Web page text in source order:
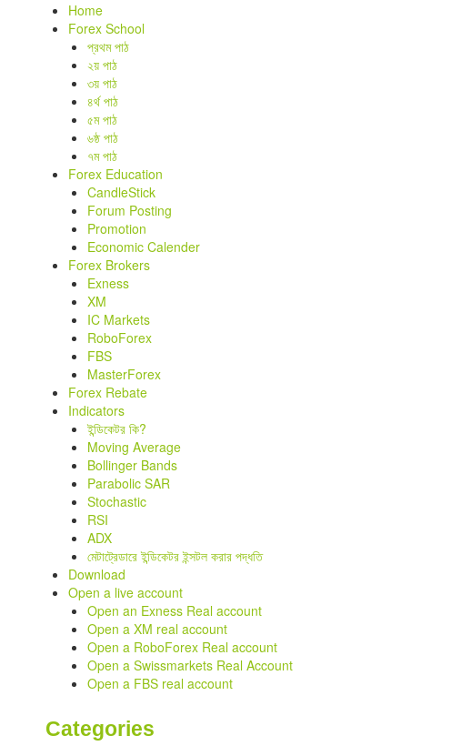
Home
Forex School
প্রথম পাঠ
২য় পাঠ
৩য় পাঠ
৪র্থ পাঠ
৫ম পাঠ
৬ষ্ঠ পাঠ
৭ম পাঠ
Forex Education
CandleStick
Forum Posting
Promotion
Economic Calender
Forex Brokers
Exness
XM
IC Markets
RoboForex
FBS
MasterForex
Forex Rebate
Indicators
ইন্ডিকেটর কি?
Moving Average
Bollinger Bands
Parabolic SAR
Stochastic
RSI
ADX
মেটাট্রেডারে ইন্ডিকেটর ইন্সটল করার পদ্ধতি
Download
Open a live account
Open an Exness Real account
Open a XM real account
Open a RoboForex Real account
Open a Swissmarkets Real Account
Open a FBS real account
Categories